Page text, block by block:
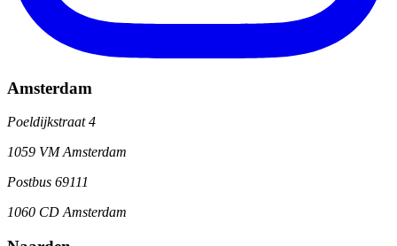
Amsterdam
Poeldijkstraat 4
1059 VM Amsterdam
Postbus 69111
1060 CD Amsterdam